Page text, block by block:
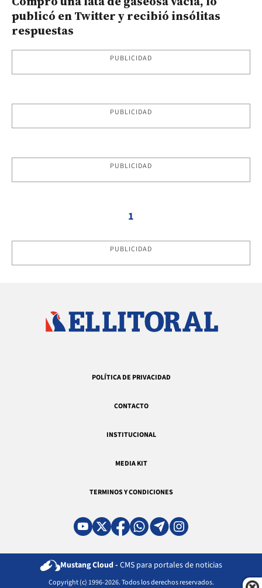
publicó en Twitter y recibió insólitas
respuestas
PUBLICIDAD
PUBLICIDAD
PUBLICIDAD
1
PUBLICIDAD
POLÍTICA DE PRIVACIDAD
CONTACTO
INSTITUCIONAL
MEDIA KIT
TERMINOS Y CONDICIONES
Mustang Cloud - CMS para portales de noticias
Copyright (c) 1996-2026. Todos los derechos reservados.